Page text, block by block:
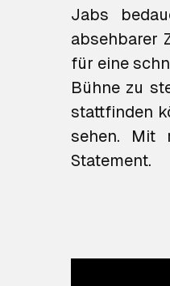
Jabs
absehbarer
für eine
Bühne zu
stattfinden
sehen. Mit
Statement.